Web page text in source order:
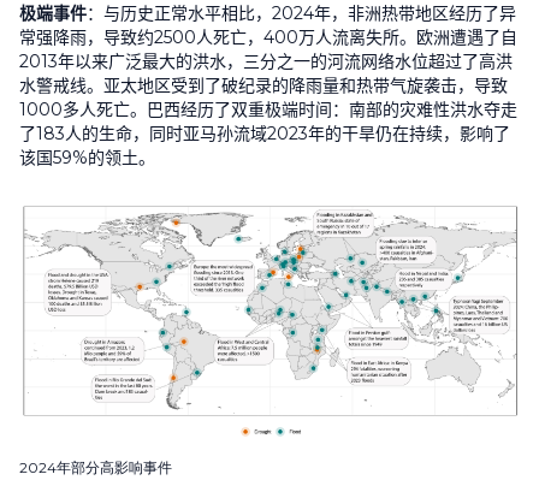
极端事件：与历史正常水平相比， 2024年，非洲热带地区经历了异
常强降雨，导致约2500人死亡， 400万人流离失所。欧洲遭遇了自
2013年以来广泛最大的洪水，三分之一的河流网络水位超过了高洪
水警戒线。亚太地区受到了破纪录的降雨量和热带气旋袭击，导致
1000多人死亡。巴西经历了双重极端时间：南部的灾难性洪水夺走
了183人的生命，同时亚马孙流域2023年的干旱仍在持续，影响了
该国59%的领土。
2024年部分高影响事件